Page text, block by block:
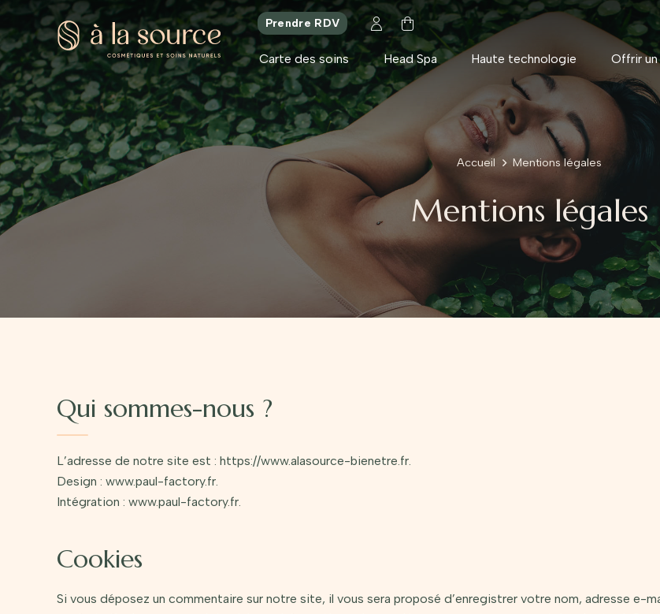
Prendre RDV
Carte des soins Head Spa Haute technologie Offrir un
Accueil Mentions légales
Mentions légales
Qui sommes-nous ?
L’adresse de notre site est : https://www.alasource-bienetre.fr.
Design : www.paul-factory.fr.
Intégration : www.paul-factory.fr.
Cookies
Si vous déposez un commentaire sur notre site, il vous sera proposé d’enregistrer votre nom, adresse e-